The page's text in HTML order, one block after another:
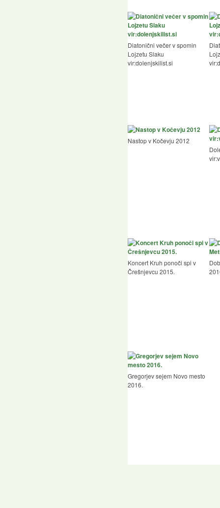
Diatonični večer v spomin
Lojzetu Slaku
vir:dolenjskilist.si
Nastop v Kočevju 2012
Koncert Kruh ponoči spi v
Črešnjevcu 2015.
Gregorjev sejem Novo mesto
2016.